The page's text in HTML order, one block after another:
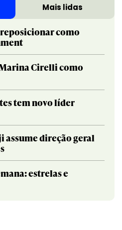
Mais lidas
como
Cirelli como
tem novo líder
direção geral
estrelas e